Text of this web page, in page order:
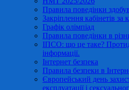
Правила поведінки
Закріплення кабінетів за
Графік олімпіад
Правила поведінки в
ІПСО: що це таке?
інформації.
Інтернет безпека
Правила безпеки в
Європейський день
експлуатації і